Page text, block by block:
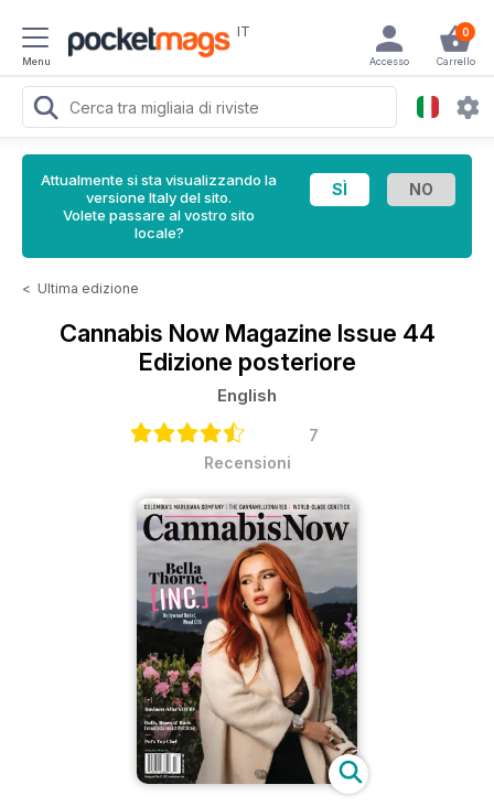
Menu
IT 0
Carrello
Accesso
Attualmente si sta visualizzando la
versione Italy del sito.
Volete passare al vostro sito
locale?
< Ultima edizione
Cannabis Now Magazine Issue 44
Edizione posteriore
English
7
Recensioni